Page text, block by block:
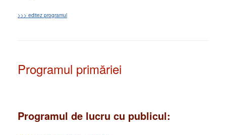
>>> editez programul
Programul primăriei
Programul de lucru cu publicul: